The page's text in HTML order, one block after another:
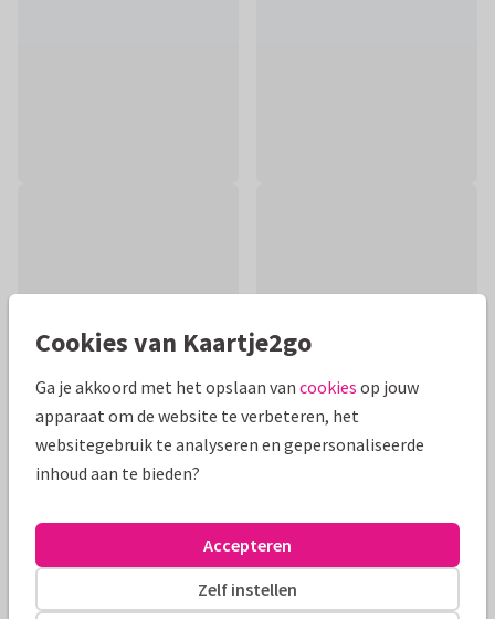
Productinformatie
Leuke Felicitatiekaart voor een man met een nieuwe baan.
Een blonde jongen wordt 9 x afgebeeld op zijn nieuwe werk.
In de binnenkant een bos bloemen.
Cookies van Kaartje2go
Ga je akkoord met het opslaan van cookies op jouw
apparaat om de website te verbeteren, het
websitegebruik te analyseren en gepersonaliseerde
inhoud aan te bieden?
Zelf instellen
Accepteren